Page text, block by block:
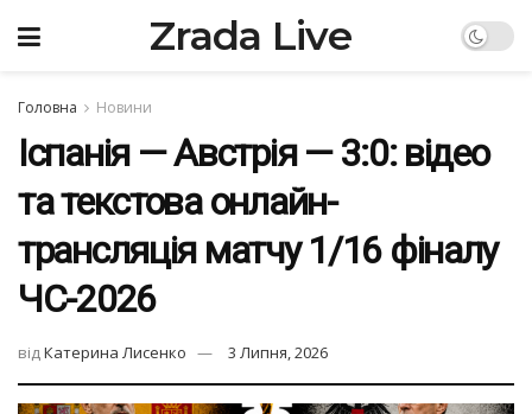
Zrada Live
Головна Новини
Іспанія — Австрія — 3:0: відео
та текстова онлайн-
трансляція матчу 1/16 фіналу
ЧС-2026
відКатерина Лисенко 3 Липня, 2026